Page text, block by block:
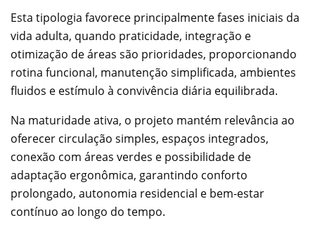
Esta tipologia favorece principalmente fases iniciais da
vida adulta, quando praticidade, integração e
otimização de áreas são prioridades, proporcionando
rotina funcional, manutenção simplificada, ambientes
fluidos e estímulo à convivência diária equilibrada.
Na maturidade ativa, o projeto mantém relevância ao
oferecer circulação simples, espaços integrados,
conexão com áreas verdes e possibilidade de
adaptação ergonômica, garantindo conforto
prolongado, autonomia residencial e bem-estar
contínuo ao longo do tempo.